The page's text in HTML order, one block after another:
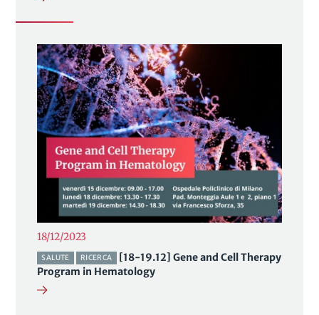
18/12/2023
SALUTE RICERCA
[18-19.12] Gene and Cell Therapy
Program in Hematology